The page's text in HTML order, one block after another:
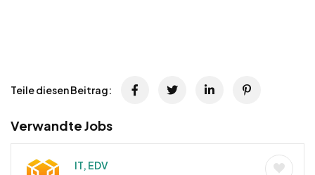
Teile diesen Beitrag:
Verwandte Jobs
IT, EDV